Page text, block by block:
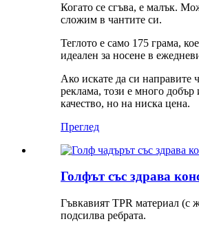
Когато се сгъва, е малък.
сложим в чантите си.
Теглото е само 175 грама,
идеален за носене в
Ако искате да си направите
реклама, този е много добър
качество, но на ниска цена.
Преглед
Голфът със здрава
Гъвкавият TPR материал (с
подсилва ребрата.